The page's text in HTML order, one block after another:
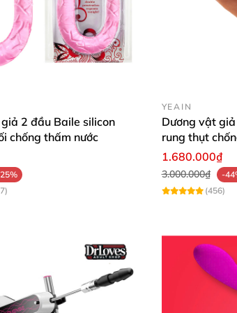
Bao bì sản phẩm
cồn y tế, sử dụng chất bôi trơn phù
vệ sinh sạch sẽ sản phẩm.
2 đầu Baile silicon
chống thấm nước
YEAIN
Dương vật
rung thụt
1.680.000₫
3.000.000₫
-
(456)